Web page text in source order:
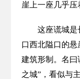
崖上一座几乎压
这座谎城是长
口西北隘口的
建筑形制。名曰
之城”，看似与